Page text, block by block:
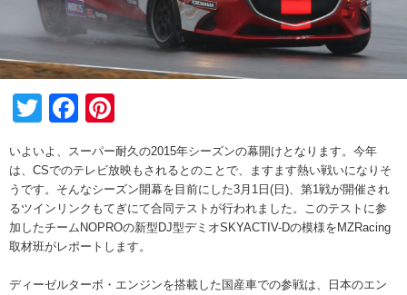
TwitterFacebook
いよいよ、スーパー耐久の2015年シーズンの幕開けとなります。今年
は、CSでのテレビ放映もされるとのことで、ますます熱い戦いになりそ
うです。そんなシーズン開幕を目前にした3月1日(日)、第1戦が開催され
るツインリンクもてぎにて合同テストが行われました。このテストに参
加したチームNOPROの新型DJ型デミオSKYACTIV-Dの模様をMZRacing
取材班がレポートします。
ディーゼルターボ・エンジンを搭載した国産車での参戦は、日本のエン